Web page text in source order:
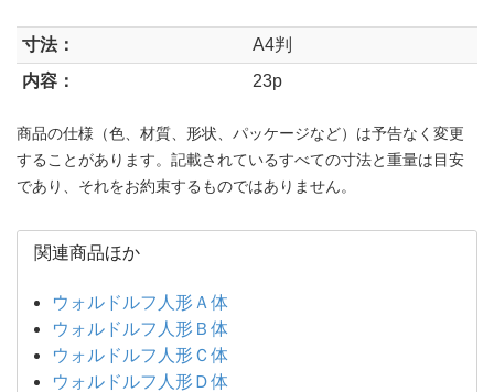
寸法：
A4判
内容：
23p
商品の仕様（色、材質、形状、パッケージなど）は予告なく変更
することがあります。記載されているすべての寸法と重量は目安
であり、それをお約束するものではありません。
関連商品ほか
ウォルドルフ人形Ａ体
ウォルドルフ人形Ｂ体
ウォルドルフ人形Ｃ体
ウォルドルフ人形Ｄ体